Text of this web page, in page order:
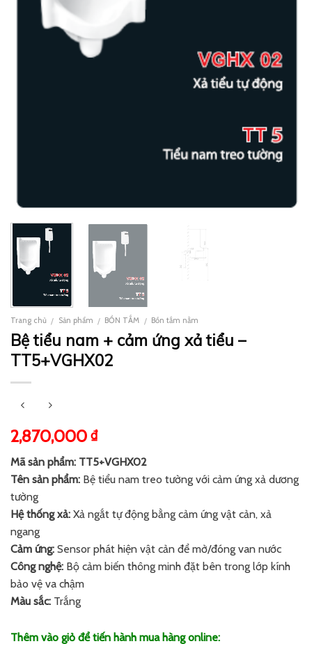
Trang chủ / Sản phẩm / BỒN TẮM / Bồn tắm nằm
Bệ tiểu nam + cảm ứng xả tiểu –
TT5+VGHX02
2,870,000 ₫
Mã sản phẩm: TT5+VGHX02
Tên sản phẩm: Bệ tiểu nam treo tường với cảm ứng xả dương
tường
Hệ thống xả: Xả ngắt tự động bằng cảm ứng vật cản, xả
ngang
Cảm ứng: Sensor phát hiện vật cản để mở/đóng van nước
Công nghệ: Bộ cảm biến thông minh đặt bên trong lớp kính
bảo vệ va chậm
Màu sắc: Trắng
Thêm vào giỏ để tiến hành mua hàng online: